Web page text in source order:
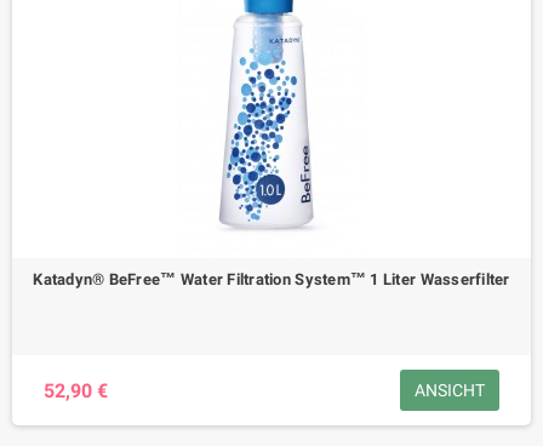
Katadyn® BeFree™ Water Filtration System™ 1 Liter Wasserfilter
52,90 € ANSICHT